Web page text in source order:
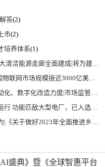
答(2)
市(2)
培养体系(1)
源体系、保障国家能源安全、实现“双碳”目标提供有力支撑
元 智慧工厂、智慧城市、智慧电网等将占60%以上
工业和信息化部 关于促进企业计量能力提升的指导意见
敌大型电厂，已入选国际典型案例
年全面推进乡村振兴重点工作的意见》发布
AI盛典》暨《全球智惠平台